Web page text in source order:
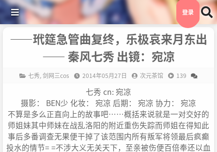
登录
——玳筵急管曲复终，乐极哀来月东出
—— 秦风七秀 出镜：宛凉
七秀,剑网三cos 2014年05月27日 次元茶馆 139
七秀 cn: 宛凉
摄影： BEN少 化妆： 宛凉 后期： 宛凉 协力： 宛凉
不算是多么正直向上的故事吧……概括来说就是一对交好的
师姐妹其中师妹在战乱洛阳的附近重伤失踪而师姐在得知此
事后多番调查无果便干掉了该范围内所有叛军将领最后疯癫
投水的情节= =不涉大义无关天下，至亲被伤便百倍奉还以血